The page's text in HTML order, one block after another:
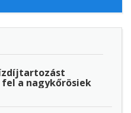
a nagykőrösiek